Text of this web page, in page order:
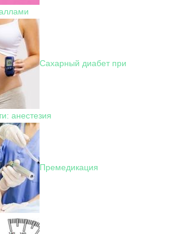
Сахарный диабет при
анестезия
Премедикация